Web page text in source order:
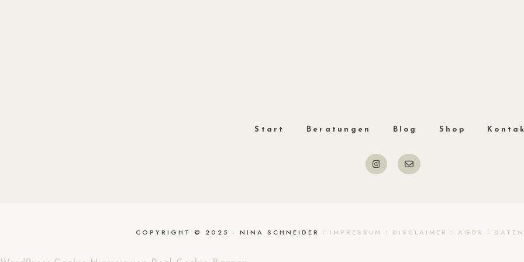
Start Beratungen Blog Shop
COPYRIGHT © 2025 · NINA SCHNEIDER · IMPRESSUM · DISCLAIMER · AGBS ·